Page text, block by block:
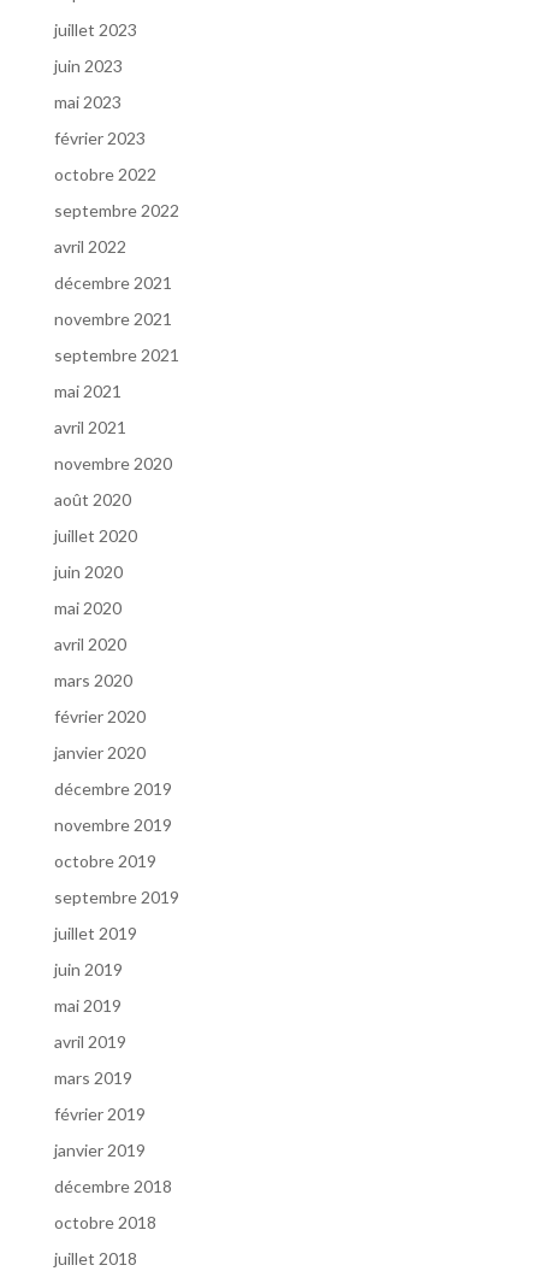
juillet 2023
juin 2023
mai 2023
février 2023
octobre 2022
septembre 2022
avril 2022
décembre 2021
novembre 2021
septembre 2021
mai 2021
avril 2021
novembre 2020
août 2020
juillet 2020
juin 2020
mai 2020
avril 2020
mars 2020
février 2020
janvier 2020
décembre 2019
novembre 2019
octobre 2019
septembre 2019
juillet 2019
juin 2019
mai 2019
avril 2019
mars 2019
février 2019
janvier 2019
décembre 2018
octobre 2018
juillet 2018